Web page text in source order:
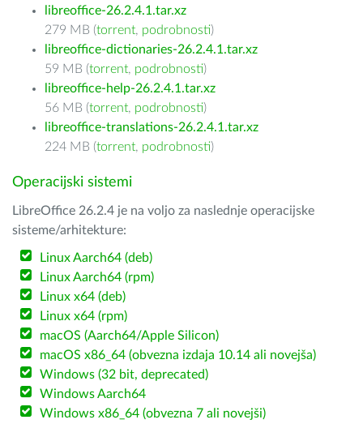
libreoffice-26.2.4.1.tar.xz
279 MB (torrent, podrobnosti)
libreoffice-dictionaries-26.2.4.1.tar.xz
59 MB (torrent, podrobnosti)
libreoffice-help-26.2.4.1.tar.xz
56 MB (torrent, podrobnosti)
libreoffice-translations-26.2.4.1.tar.xz
224 MB (torrent, podrobnosti)
Operacijski sistemi
LibreOffice 26.2.4 je na voljo za naslednje operacijske
sisteme/arhitekture:
Linux Aarch64 (deb)
Linux Aarch64 (rpm)
Linux x64 (deb)
Linux x64 (rpm)
macOS (Aarch64/Apple Silicon)
macOS x86_64 (obvezna izdaja 10.14 ali novejša)
Windows (32 bit, deprecated)
Windows Aarch64
Windows x86_64 (obvezna 7 ali novejši)